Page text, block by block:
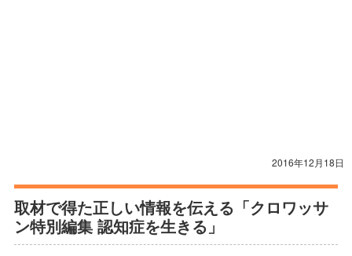
2016年12月18日
取材で得た正しい情報を伝える「クロワッサ
ン特別編集 認知症を生きる」